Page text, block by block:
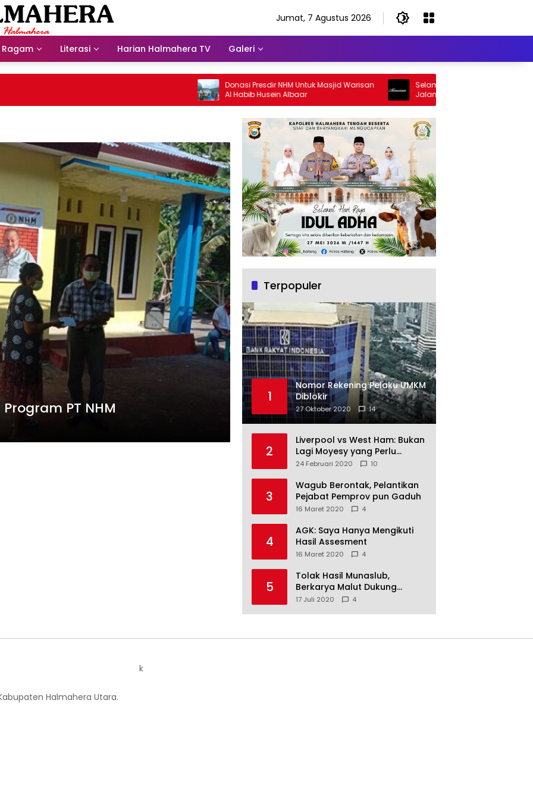
Jumat, 7 Agustus 2026
Ragam Literasi Harian Halmahera TV Galeri
Donasi Presdir NHM Untuk Masjid Warisan
Al Habib Husein Albaar
Selamat Jalan Sang Inspirator,
Jalan Abangku Yuslam Idris
PT NHM
Terpopuler
1
Nomor Rekening Pelaku UMKM
Diblokir
27 Oktober 2020 14
2
Liverpool vs West Ham: Bukan
Lagi Moyesy yang Perlu
Ditakuti
24 Februari 2020 10
3
Wagub Berontak, Pelantikan
Pejabat Pemprov pun Gaduh
16 Maret 2020 4
4
AGK: Saya Hanya Mengikuti
Hasil Assesment
16 Maret 2020 4
5
Tolak Hasil Munaslub,
Berkarya Malut Dukung
Tommy Soeharto
17 Juli 2020 4
Halmahera Utara.
k